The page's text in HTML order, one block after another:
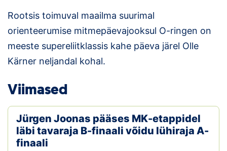
Loha
Kontakt
EOL
Galerii
Kaardid
Kalender
Rootsis toimuval maailma suurimal
orienteerumise mitmepäevajooksul O-ringen on
meeste supereliitklassis kahe päeva järel Olle
Kärner neljandal kohal.
Viimased
Jürgen Joonas pääses MK-etappidel
läbi tavaraja B-finaali võidu lühiraja A-
finaali